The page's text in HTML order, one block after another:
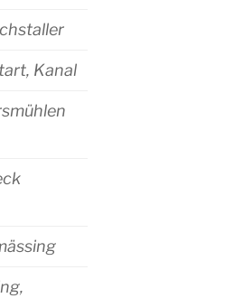
Kanal